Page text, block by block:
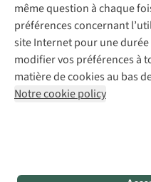
même question à chaque
préférences concernant
site Internet pour une durée
modifier vos préférences à
matière de cookies au bas
Notre cookie policy
Mentions légales
Conditions